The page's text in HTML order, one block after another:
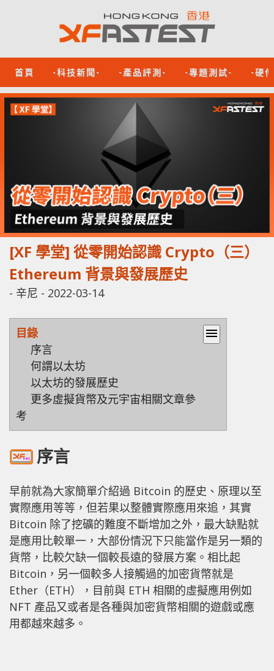
首頁 -科技新聞- -產品評測- -專題測試- -硬
[XF 學堂] 從零開始認識 Crypto（三）
Ethereum 背景與發展歷史
- 辛尼 - 2022-03-14
目錄
menu
序言
何謂以太坊
以太坊的發展歷史
更多虛擬貨幣及元宇宙相關文章參
考
序言
早前就為大家簡單介紹過 Bitcoin 的歷史、原理以至
實際應用等等，但若果以整體實際應用來追，其實
Bitcoin 除了挖礦的難度不斷增加之外，最大缺點就
是應用比較單一，大部份情況下只能當作是另一類的
貨幣，比較欠缺一個較長遠的發展方案。相比起
Bitcoin，另一個較多人接觸過的加密貨幣就是
Ether（ETH），目前與 ETH 相關的虛擬應用例如
NFT 產品又或者是各種與加密貨幣相關的遊戲或應
用都越來越多。